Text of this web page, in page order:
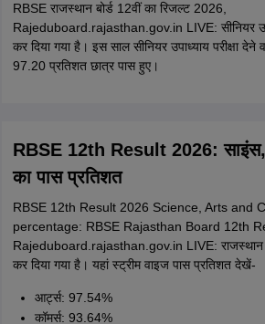
RBSE राजस्थान बोर्ड 12वीं का रिजल्ट 2026,
Rajeduboard.rajasthan.gov.in LIVE: सीनियर
कर दिया गया है। इस साल सीनियर उपाध्याय परीक्षा
97.20 प्रतिशत छात्र पास हुए।
RBSE 12th Result 2026:
का पास प्रतिशत
RBSE 12th Result 2026 Science, Arts and
percentage: RBSE Rajasthan Board 12th
Rajeduboard.rajasthan.gov.in LIVE: राजस्थान
कर दिया गया है। यहां स्ट्रीम वाइज पास प्रतिशत देखें-
आर्ट्स: 97.54%
कॉमर्स: 93.64%